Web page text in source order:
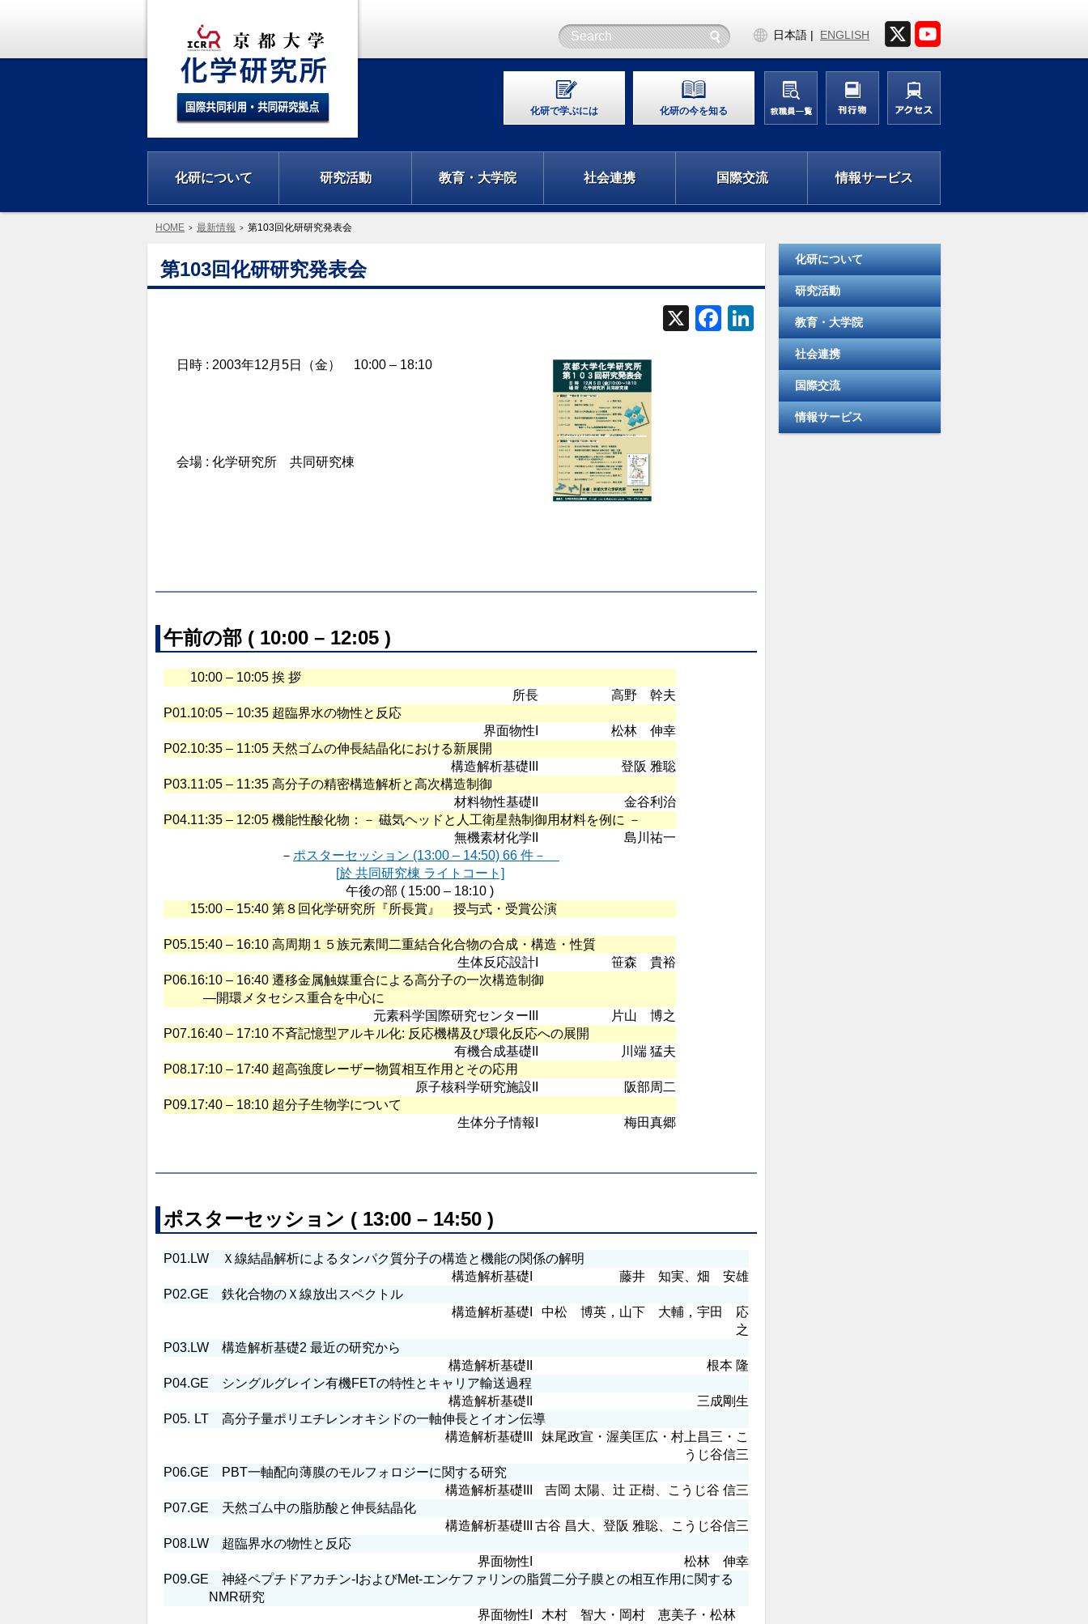
化研で学ぶには 化研の今を知る
化研について 研究活動 教育・大学院 社会連携 国際交流 情報サービス
日本語 ENGLISH
HOME 最新情報 第103回化研研究発表会
第103回化研研究発表会
X
F
Li
n
k
e
dI
日時 : 2003年12月5日（金） 10:00 – 18:10
会場 : 化学研究所 共同研究棟
午前の部 ( 10:00 – 12:05 )
10:00 – 10:05 挨 拶
所長
高野 幹夫
P01.10:05 – 10:35 超臨界水の物性と反応
界面物性I
松林 伸幸
P02.10:35 – 11:05 天然ゴムの伸長結晶化における新展開
構造解析基礎III
登阪 雅聡
P03.11:05 – 11:35 高分子の精密構造解析と高次構造制御
材料物性基礎II
金谷利治
P04.11:35 – 12:05 機能性酸化物：－ 磁気ヘッドと人工衛星熱制御用材料を例に －
無機素材化学II
島川祐一
－ ポスターセッション (13:00 – 14:50) 66 件－
[於 共同研究棟 ライトコート]
午後の部 ( 15:00 – 18:10 )
15:00 – 15:40 第８回化学研究所『所長賞』 授与式・受賞公演
P05.15:40 – 16:10 高周期１５族元素間二重結合化合物の合成・構造・性質
生体反応設計I
笹森 貴裕
P06.16:10 – 16:40 遷移金属触媒重合による高分子の一次構造制御
―開環メタセシス重合を中心に
元素科学国際研究センターIII
片山 博之
P07.16:40 – 17:10 不斉記憶型アルキル化: 反応機構及び環化反応への展開
有機合成基礎II
川端 猛夫
P08.17:10 – 17:40 超高強度レーザー物質相互作用とその応用
原子核科学研究施設II
阪部周二
P09.17:40 – 18:10 超分子生物学について
生体分子情報I
梅田真郷
ポスターセッション ( 13:00 – 14:50 )
P01. LW Ｘ線結晶解析によるタンパク質分子の構造と機能の関係の解明
構造解析基礎I
藤井 知実、畑 安雄
P02.GE 鉄化合物のＸ線放出スペクトル
構造解析基礎I
中松 博英，山下 大輔，宇田 応
之
P03. LW 構造解析基礎2 最近の研究から
構造解析基礎II
根本 隆
P04.GE シングルグレイン有機FETの特性とキャリア輸送過程
構造解析基礎II
三成剛生
P05. LT 高分子量ポリエチレンオキシドの一軸伸長とイオン伝導
構造解析基礎III
妹尾政宣・渥美匡広・村上昌三・こ
うじ谷信三
P06.GE PBT一軸配向薄膜のモルフォロジーに関する研究
構造解析基礎III
吉岡 太陽、辻 正樹、こうじ谷 信三
P07.GE 天然ゴム中の脂肪酸と伸長結晶化
構造解析基礎III
古谷 昌大、登阪 雅聡、こうじ谷信三
P08. LW 超臨界水の物性と反応
界面物性I
松林 伸幸
P09.GE 神経ペプチドアカチン-IおよびMet-エンケファリンの脂質二分子膜との相互作用に関する
NMR研究
界面物性I
木村 智大・岡村 恵美子・松林
化研について
研究活動
教育・大学院
社会連携
国際交流
情報サービス